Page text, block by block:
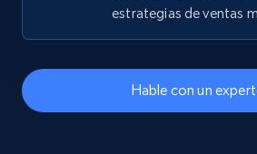
estrategias de ventas
Hable con un